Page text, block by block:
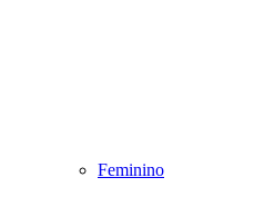
Feminino